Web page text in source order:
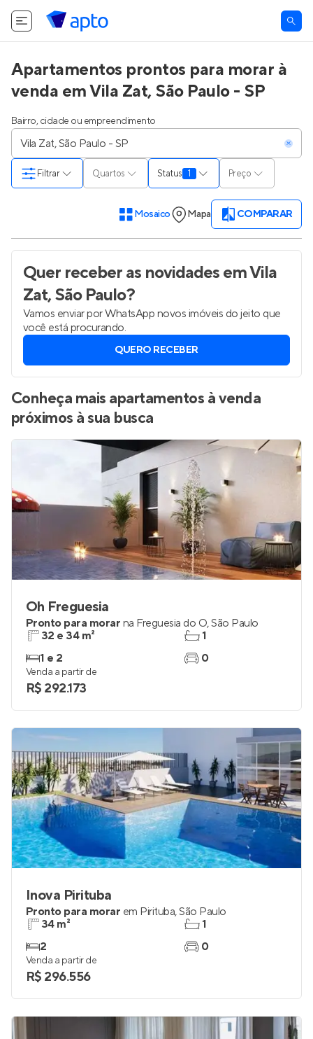
Apartamentos prontos para morar à
venda em Vila Zat, São Paulo - SP
Bairro, cidade ou empreendimento
Quartos Status 1 Preço
Filtrar
Mosaico Mapa COMPARAR
Quer receber as novidadesem Vila
Zat, São Paulo?
Vamos enviar por WhatsApp novos imóveis do jeito que
você está procurando.
QUERO RECEBER
Conheça mais apartamentos à venda
próximos à sua busca
Oh Freguesia
Pronto para morar na Freguesia do Ó,São Paulo
32 e 34 m²
1 e 2
1
0
Venda a partir de
R$ 292.173
Inova Pirituba
Pronto para morar em Pirituba,São Paulo
34 m²
2
1
0
Venda a partir de
R$ 296.556